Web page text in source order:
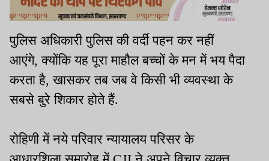
पुलिस अधिकारी पुलिस की वर्दी पहन कर नहीं
आएंगे, क्योंकि यह पूरा माहौल बच्चों के मन में भय पैदा
करता है, खासकर तब जब वे किसी भी व्यवस्था के
सबसे बुरे शिकार होते हैं.
रोहिणी में नये परिवार न्यायालय परिसर के